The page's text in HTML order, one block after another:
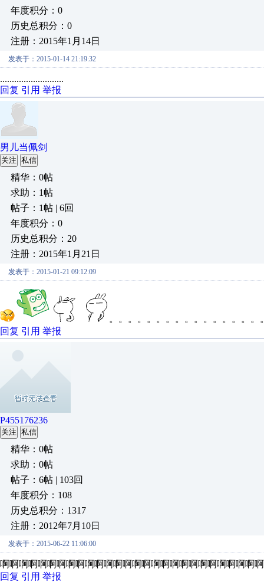
年度积分：0
历史总积分：0
注册：2015年1月14日
发表于：2015-01-14 21:19:32
...........................
回复 引用 举报
男儿当佩剑
关注 私信
精华：0帖
求助：1帖
帖子：1帖 | 6回
年度积分：0
历史总积分：20
注册：2015年1月21日
发表于：2015-01-21 09:12:09
。。。。。。。。。。。。。。。。
回复 引用 举报
P455176236
关注 私信
精华：0帖
求助：0帖
帖子：6帖 | 103回
年度积分：108
历史总积分：1317
注册：2012年7月10日
发表于：2015-06-22 11:06:00
啊啊啊啊啊啊啊啊啊啊啊啊啊啊啊啊啊啊啊啊啊啊啊啊啊
回复 引用 举报